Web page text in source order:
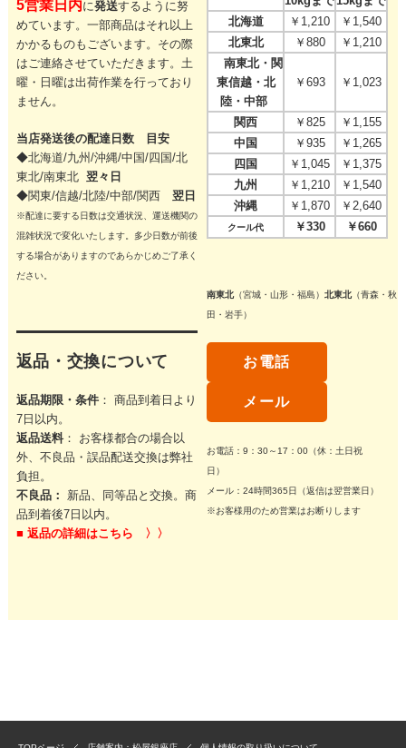
5営業日内に発送するように努
めています。一部商品はそれ以上
かかるものもございます。その際
はご連絡させていただきます。 土
曜・日曜は出荷作業を行っており
ません。
当店発送後の配達日数 目安
◆北海道/九州/沖縄/中国/四国/北
東北/南東北 翌々日
◆関東/信越/北陸/中部/関西 翌日
※配達に要する日数は交通状況、運送機関の
混雑状況で変化いたします。多少日数が前後
する場合がありますのであらかじめご了承く
ださい。
返品・交換について
返品期限・条件： 商品到着日より
7日以内。
返品送料： お客様都合の場合以
外、不良品・誤品配送交換は弊社
負担。
不良品：
新品、同等品と交換。商
品到着後7日以内。
■ 返品の詳細はこちら 〉〉
北海道
￥1,210
￥1,540
北東北
￥880
￥1,210
南東北・関
東信越・北
陸・中部
￥693 ￥1,023
関西 ￥825
￥1,155
中国
￥935
￥1,265
四国
￥1,045
￥1,375
九州
￥1,210
￥1,540
沖縄
￥1,870 ￥2,640
クール代 ￥330 ￥660
南東北（宮城・山形・福島）北東北（青森・秋
田・岩手）
お電話
メール
お電話：9：30～17：00（休：土日祝
日）
メール：24時間365日（返信は翌営業日）
※お客様用のため営業はお断りします